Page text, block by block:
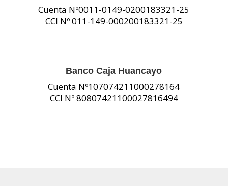
Cuenta Nº0011-0149-0200183321-25
CCI Nº 011-149-000200183321-25
Banco Caja Huancayo
Cuenta Nº107074211000278164
CCI Nº 80807421100027816494